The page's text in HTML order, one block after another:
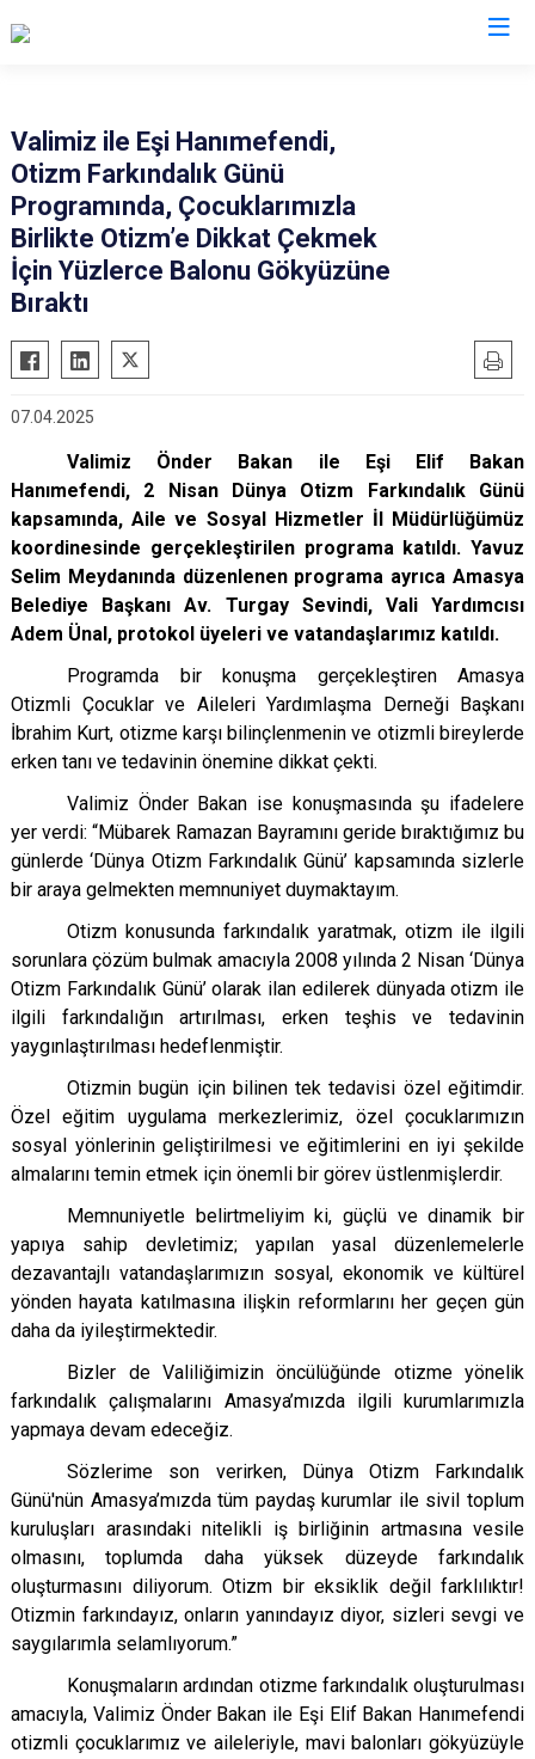
Valimiz ile Eşi Hanımefendi,
Otizm Farkındalık Günü
Programında, Çocuklarımızla
Birlikte Otizm’e Dikkat Çekmek
İçin Yüzlerce Balonu Gökyüzüne
Bıraktı
07.04.2025
Valimiz Önder Bakan ile Eşi Elif Bakan
Hanımefendi, 2 Nisan Dünya Otizm Farkındalık Günü
kapsamında, Aile ve Sosyal Hizmetler İl Müdürlüğümüz
koordinesinde gerçekleştirilen programa katıldı. Yavuz
Selim Meydanında düzenlenen programa ayrıca Amasya
Belediye Başkanı Av. Turgay Sevindi, Vali Yardımcısı
Adem Ünal, protokol üyeleri ve vatandaşlarımız katıldı.
Programda bir konuşma gerçekleştiren Amasya
Otizmli Çocuklar ve Aileleri Yardımlaşma Derneği Başkanı
İbrahim Kurt, otizme karşı bilinçlenmenin ve otizmli bireylerde
erken tanı ve tedavinin önemine dikkat çekti.
Valimiz Önder Bakan ise konuşmasında şu ifadelere
yer verdi: “Mübarek Ramazan Bayramını geride bıraktığımız bu
günlerde‘Dünya Otizm Farkındalık Günü’ kapsamında sizlerle
bir araya gelmekten memnuniyet duymaktayım.
Otizm konusunda farkındalık yaratmak, otizm ile ilgili
sorunlara çözüm bulmak amacıyla 2008 yılında 2 Nisan ‘Dünya
Otizm Farkındalık Günü’ olarak ilan edilerek dünyada otizm ile
ilgili farkındalığın artırılması, erken teşhis ve tedavinin
yaygınlaştırılması hedeflenmiştir.
Otizmin bugün için bilinen tek tedavisi özel eğitimdir.
Özel eğitim uygulama merkezlerimiz, özel çocuklarımızın
sosyal yönlerinin geliştirilmesi ve eğitimlerini en iyi şekilde
almalarını temin etmek için önemli bir görev üstlenmişlerdir.
Memnuniyetle belirtmeliyim ki, güçlü ve dinamik bir
yapıya sahip devletimiz; yapılan yasal düzenlemelerle
dezavantajlı vatandaşlarımızın sosyal, ekonomik ve kültürel
yönden hayata katılmasına ilişkin reformlarını her geçen gün
daha da iyileştirmektedir.
Bizler de Valiliğimizin öncülüğünde otizme yönelik
farkındalık çalışmalarını Amasya’mızda ilgili kurumlarımızla
yapmaya devam edeceğiz.
Sözlerime son verirken, Dünya Otizm Farkındalık
Günü'nün Amasya’mızda tüm paydaş kurumlar ile sivil toplum
kuruluşları arasındaki nitelikli iş birliğinin artmasına vesile
olmasını, toplumda daha yüksek düzeyde farkındalık
oluşturmasını diliyorum. Otizm bir eksiklik değil farklılıktır!
Otizmin farkındayız, onların yanındayız diyor, sizleri sevgi ve
saygılarımla selamlıyorum.”
Konuşmaların ardından otizme farkındalık oluşturulması
amacıyla, Valimiz Önder Bakan ile Eşi Elif Bakan Hanımefendi
otizmli çocuklarımız ve aileleriyle, mavi balonları gökyüzüyle